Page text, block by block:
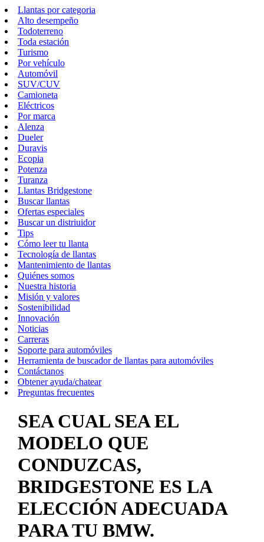
Llantas por categoria
Alto desempeño
Todoterreno
Toda estación
Turismo
Por vehículo
Automóvil
SUV/CUV
Camioneta
Eléctricos
Por marca
Alenza
Dueler
Duravis
Ecopia
Potenza
Turanza
Llantas Bridgestone
Buscar llantas
Ofertas especiales
Buscar un distriuidor
Tips
Cómo leer tu llanta
Tecnología de llantas
Mantenimiento de llantas
Quiénes somos
Nuestra historia
Misión y valores
Sostenibilidad
Innovación
Noticias
Carreras
Soporte para automóviles
Herramienta de buscador de llantas para automóviles
Contáctanos
Obtener ayuda/chatear
Preguntas frecuentes
SEA CUAL SEA EL
MODELO QUE
CONDUZCAS,
BRIDGESTONE ES LA
ELECCIÓN ADECUADA
PARA TU BMW.